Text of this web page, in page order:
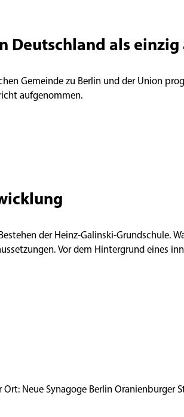
Deutschland als
Gemeinde zu Berlin und der Union
aufgenommen.
der Heinz-Galinski-Grundschule.
Vor dem Hintergrund eines
Lesung des deut. Texts: Naomi Krauss Donnerstag, 9. Juli 2026 | 19:00 Uhr Ort: Neue